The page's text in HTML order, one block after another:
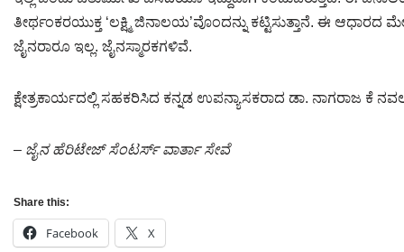
ತೀರ್ಥಂಕರಯುಕ್ತ ‘ಲಕ್ಷ್ಮಿ ಜಿನಾಲಯ’ವೊಂದನ್ನು ಕಟ್ಟಿಸುತ್ತಾನೆ. ಈ ಆಧಾರದ
ಜೈನರಾರೂ ಇಲ್ಲ. ಜೈನಸ್ಮಾರಕಗಳಿವೆ.
ಕ್ಷೇತ್ರಕಾರ್ಯದಲ್ಲಿ ಸಹಕರಿಸಿದ ಕನ್ನಡ ಉಪನ್ಯಾಸಕರಾದ ಡಾ. ನಾಗರಾಜ ಕೆ
– ಜೈನ ಹೆರಿಟೇಜ್ ಸೆಂಟರ್ಸ್ ವಾರ್ತಾ ಸೇವೆ
Share this:
Facebook X